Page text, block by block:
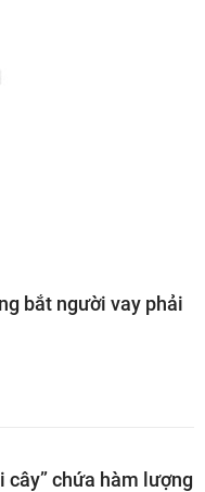
bắt người vay phải
cây” chứa hàm lượng